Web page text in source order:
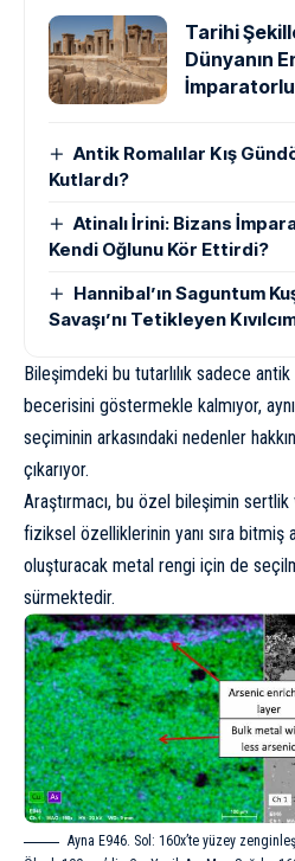
Tarihi
Dünyanın
Antik Romalılar Kış
Kutlardı?
Atinalı İrini: Bizans
Kendi Oğlunu Kör Ettirdi?
Hannibal’ın Saguntum
Savaşı’nı Tetikleyen
Bileşimdeki bu tutarlılık sadece
becerisini göstermekle kalmıyor,
seçiminin arkasındaki nedenler
çıkarıyor.
Araştırmacı, bu özel bileşimin
fiziksel özelliklerinin yanı sıra bitmiş
oluşturacak metal rengi için de
sürmektedir.
Ayna E946. Sol: 160x’te yüzey